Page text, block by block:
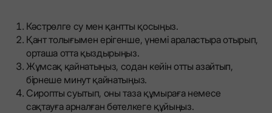
Кәстрөлге су мен қантты қосыңыз.
Қант толығымен ерігенше, үнемі араластыра отырып,
орташа отта қыздырыңыз.
Жұмсақ қайнатыңыз, содан кейін отты азайтып,
бірнеше минут қайнатыңыз.
Сиропты суытып, оны таза құмыраға немесе
сақтауға арналған бөтелкеге ​​құйыңыз.